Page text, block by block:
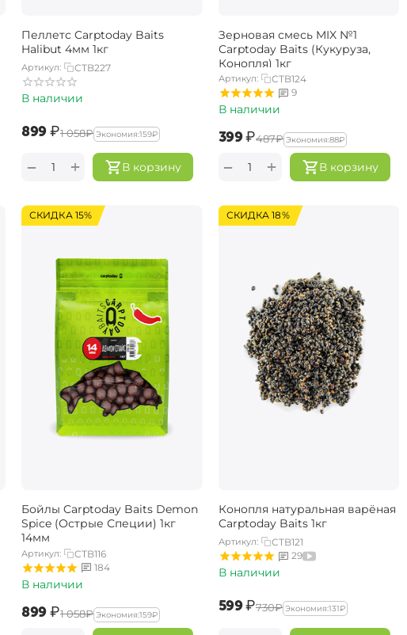
Пеллетс Carptoday Baits
Halibut 4мм 1кг
Артикул: CTB227
В наличии
‍899‍₽‍1 058‍₽ Экономия:‍159‍₽
В корзину
+
−
Зерновая смесь MIX №1
Carptoday Baits (Кукуруза,
Конопля) 1кг
Артикул:
CTB124
9
В наличии
‍399‍₽‍487‍₽ Экономия:‍88‍₽
В корзину
+
−
СКИДКА 15%
Бойлы Carptoday Baits Demon
Spice (Острые Специи) 1кг
14мм
Артикул:
CTB116
184
В наличии
‍899‍₽‍1 058‍₽ Экономия:‍159‍₽
СКИДКА 18%
Конопля натуральная варёная
Carptoday Baits 1кг
Артикул:
CTB121
29
В наличии
‍599‍₽‍730‍₽ Экономия:‍131‍₽